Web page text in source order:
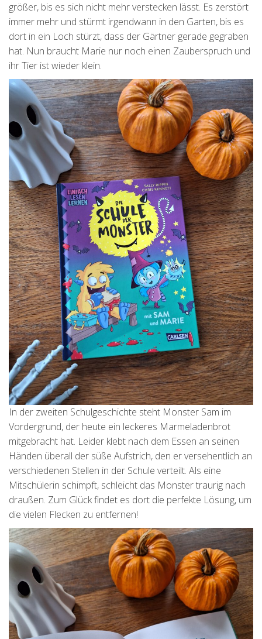
größer, bis es sich nicht mehr verstecken lässt. Es zerstört
immer mehr und stürmt irgendwann in den Garten, bis es
dort in ein Loch stürzt, dass der Gärtner gerade gegraben
hat. Nun braucht Marie nur noch einen Zauberspruch und
ihr Tier ist wieder klein.
In der zweiten Schulgeschichte steht Monster Sam im
Vordergrund, der heute ein leckeres Marmeladenbrot
mitgebracht hat. Leider klebt nach dem Essen an seinen
Händen überall der süße Aufstrich, den er versehentlich an
verschiedenen Stellen in der Schule verteilt. Als eine
Mitschülerin schimpft, schleicht das Monster traurig nach
draußen. Zum Glück findet es dort die perfekte Lösung, um
die vielen Flecken zu entfernen!